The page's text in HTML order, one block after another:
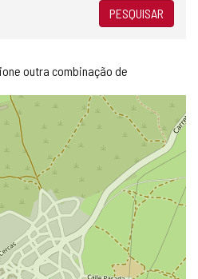
PESQUISAR
outra combinação de